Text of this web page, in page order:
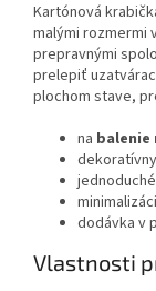
Kartónová
malými rozmermi
prepravnými
prelepiť
plochom stave,
na balenie
dodávka v
Vlastnosti